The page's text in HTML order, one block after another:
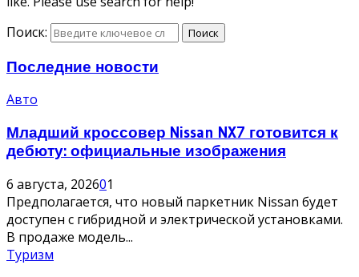
Поиск:
Поиск
Последние новости
Авто
Младший кроссовер Nissan NX7 готовится к
дебюту: официальные изображения
6 августа, 202601
Предполагается, что новый паркетник Nissan будет
доступен с гибридной и электрической установками.
В продаже модель...
Туризм